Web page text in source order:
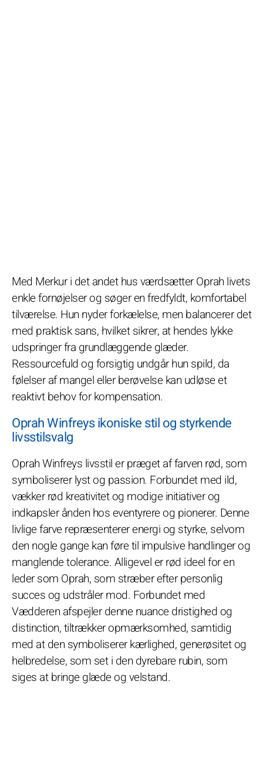
Med Merkur i det andet hus værdsætter Oprah livets
enkle fornøjelser og søger en fredfyldt, komfortabel
tilværelse. Hun nyder forkælelse, men balancerer det
med praktisk sans, hvilket sikrer, at hendes lykke
udspringer fra grundlæggende glæder.
Ressourcefuld og forsigtig undgår hun spild, da
følelser af mangel eller berøvelse kan udløse et
reaktivt behov for kompensation.
Oprah Winfreys ikoniske stil og styrkende
livsstilsvalg
Oprah Winfreys livsstil er præget af farven rød, som
symboliserer lyst og passion. Forbundet med ild,
vækker rød kreativitet og modige initiativer og
indkapsler ånden hos eventyrere og pionerer. Denne
livlige farve repræsenterer energi og styrke, selvom
den nogle gange kan føre til impulsive handlinger og
manglende tolerance. Alligevel er rød ideel for en
leder som Oprah, som stræber efter personlig
succes og udstråler mod. Forbundet med
Vædderen afspejler denne nuance dristighed og
distinction, tiltrækker opmærksomhed, samtidig
med at den symboliserer kærlighed, generøsitet og
helbredelse, som set i den dyrebare rubin, som
siges at bringe glæde og velstand.